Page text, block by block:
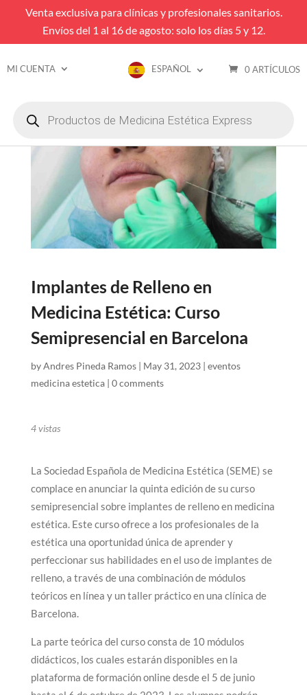
Venta exclusiva para clínicas y profesionales sanitarios.
Envíos del 1 al 16 de agosto: solo los días 5 y 12.
MI CUENTA ESPAÑOL 0 ARTÍCULOS
productos
Implantes de Relleno en
Medicina Estética: Curso
Semipresencial en Barcelona
byAndres Pineda Ramos| May 31, 2023| eventos
medicina estetica| 0 comments
4vistas
La Sociedad Española de Medicina Estética (SEME) se
complace en anunciar la quinta edición de su curso
semipresencial sobre implantes de relleno en medicina
estética. Este curso ofrece a los profesionales de la
estética una oportunidad única de aprender y
perfeccionar sus habilidades en el uso de implantes de
relleno, a través de una combinación de módulos
teóricos en línea y un taller práctico en una clínica de
Barcelona.
La parte teórica del curso consta de 10 módulos
didácticos, los cuales estarán disponibles en la
plataforma de formación online desde el 5 de junio